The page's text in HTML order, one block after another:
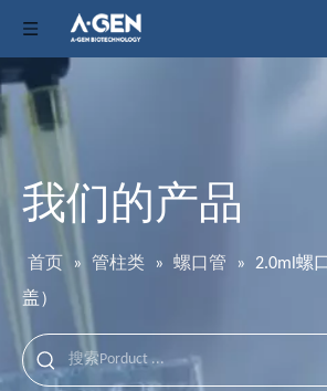
我们的产品
首页 » 管柱类 » 螺口管 »
2.0ml螺
盖）